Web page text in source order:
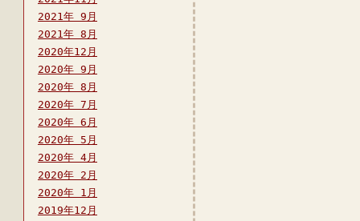
2021年 9月
2021年 8月
2020年12月
2020年 9月
2020年 8月
2020年 7月
2020年 6月
2020年 5月
2020年 4月
2020年 2月
2020年 1月
2019年12月